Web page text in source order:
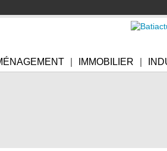
IMMOBILIER